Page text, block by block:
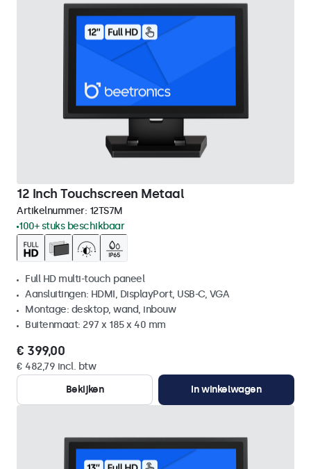
12 Inch Touchscreen Metaal
Artikelnummer: 12TS7M
100+ stuks beschikbaar
Full HD multi-touch paneel
Aansluitingen: HDMI, DisplayPort, USB-C, VGA
Montage: desktop, wand, inbouw
Buitenmaat: 297 x 185 x 40 mm
€ 399,00
€ 482,79 incl. btw
Bekijken
In winkelwagen